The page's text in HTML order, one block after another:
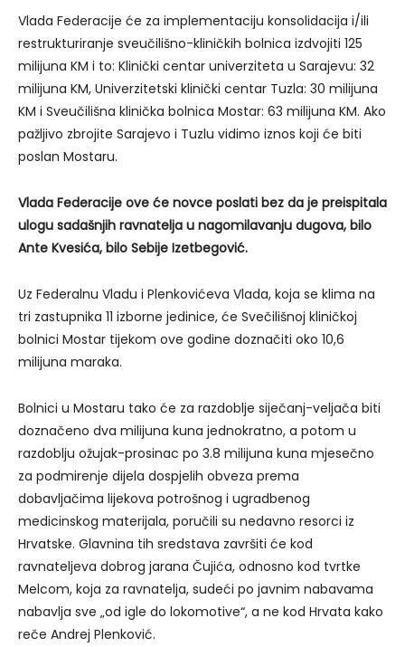
Vlada Federacije će za implementaciju konsolidacija i/ili
restrukturiranje sveučilišno-kliničkih bolnica izdvojiti 125
milijuna KM i to: Klinički centar univerziteta u Sarajevu: 32
milijuna KM, Univerzitetski klinički centar Tuzla: 30 milijuna
KM i Sveučilišna klinička bolnica Mostar: 63 milijuna KM. Ako
pažljivo zbrojite Sarajevo i Tuzlu vidimo iznos koji će biti
poslan Mostaru.
Vlada Federacije ove će novce poslati bez da je preispitala
ulogu sadašnjih ravnatelja u nagomilavanju dugova, bilo
Ante Kvesića, bilo Sebije Izetbegović.
Uz Federalnu Vladu i Plenkovićeva Vlada, koja se klima na
tri zastupnika 11 izborne jedinice, će Svečilišnoj kliničkoj
bolnici Mostar tijekom ove godine doznačiti oko 10,6
milijuna maraka.
Bolnici u Mostaru tako će za razdoblje siječanj-veljača biti
doznačeno dva milijuna kuna jednokratno, a potom u
razdoblju ožujak-prosinac po 3.8 milijuna kuna mjesečno
za podmirenje dijela dospjelih obveza prema
dobavljačima lijekova potrošnog i ugradbenog
medicinskog materijala, poručili su nedavno resorci iz
Hrvatske. Glavnina tih sredstava završiti će kod
ravnateljeva dobrog jarana Čujića, odnosno kod tvrtke
Melcom, koja za ravnatelja, sudeći po javnim nabavama
nabavlja sve „od igle do lokomotive“, a ne kod Hrvata kako
reče Andrej Plenković.